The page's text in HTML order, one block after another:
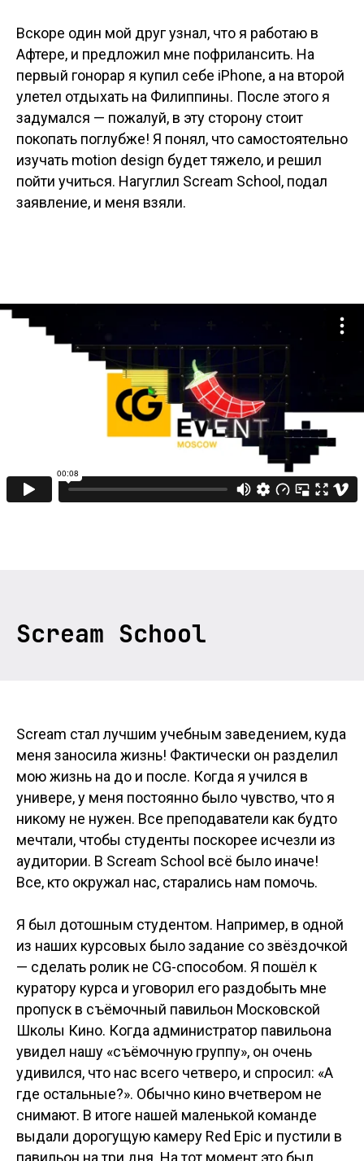
Вскоре один мой друг узнал, что я работаю в
Афтере, и предложил мне пофрилансить. На
первый гонорар я купил себе iPhone, а на второй
улетел отдыхать на Филиппины. После этого я
задумался — пожалуй, в эту сторону стоит
покопать поглубже! Я понял, что самостоятельно
изучать motion design будет тяжело, и решил
пойти учиться. Нагуглил Scream School, подал
заявление, и меня взяли.
Scream School
Scream стал лучшим учебным заведением, куда
меня заносила жизнь! Фактически он разделил
мою жизнь на до и после. Когда я учился в
универе, у меня постоянно было чувство, что я
никому не нужен. Все преподаватели как будто
мечтали, чтобы студенты поскорее исчезли из
аудитории. В Scream School всё было иначе!
Все, кто окружал нас, старались нам помочь.
Я был дотошным студентом. Например, в одной
из наших курсовых было задание со звёздочкой
— сделать ролик не CG-способом. Я пошёл к
куратору курса и уговорил его раздобыть мне
пропуск в съёмочный павильон Московской
Школы Кино. Когда администратор павильона
увидел нашу «съёмочную группу», он очень
удивился, что нас всего четверо, и спросил: «А
где остальные?». Обычно кино вчетвером не
снимают. В итоге нашей маленькой команде
выдали дорогущую камеру Red Epic и пустили в
павильон на три дня. На тот момент это был